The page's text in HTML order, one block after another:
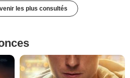
les plus consultés